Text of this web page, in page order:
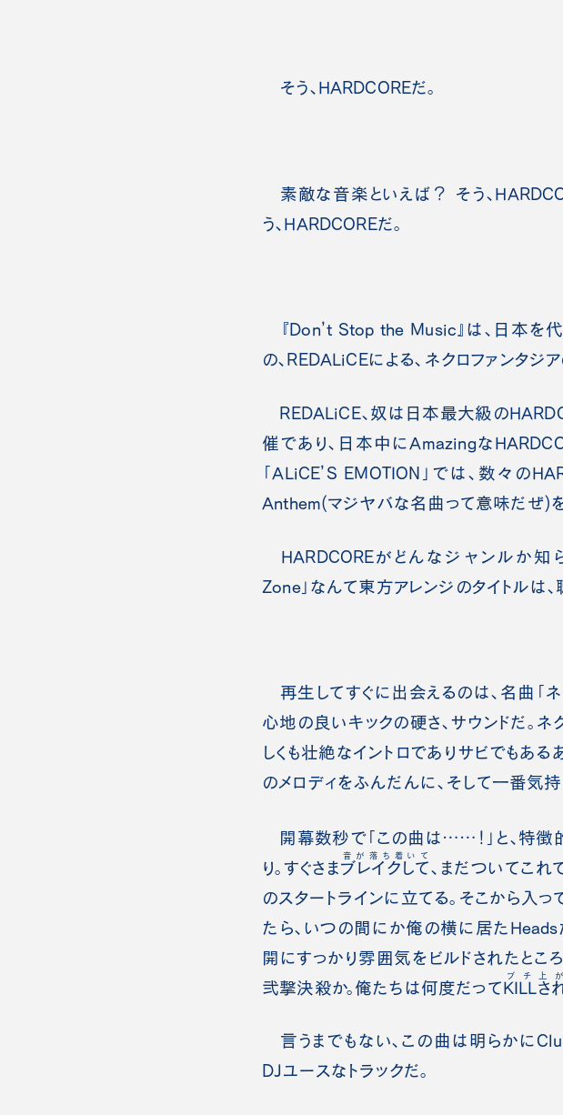
そう、HARDCOREだ。
素敵な音楽といえば？ そう、
う、HARDCOREだ。
『Don’t Stop the Music』は、日本を
の、REDALiCEによる、ネクロファンタジ
REDALiCE、奴は日本最大級の
催であり、日本中にAmazingな
「ALiCE’S EMOTION」では、数々の
Anthem(マジヤバな名曲って意味だぜ)
HARDCOREがどんなジャンルか知
Zone」なんて東方アレンジのタイトルは
再生してすぐに出会えるのは、名曲「ネ
心地の良いキックの硬さ、サウンドだ。
しくも壮絶なイントロでありサビでもあ
のメロディをふんだんに、そして一番気
開幕数秒で「この曲は……！」と、特徴
り。すぐさまブレイクして
音が落ち着いて
、まだついてこれ
のスタートラインに立てる。そこから入っ
たら、いつの間にか俺の横に居たHeads
開にすっかり雰囲気をビルドされたとこ
弐撃決殺か。俺たちは何度だってKILLさ
ブチ上
言うまでもない、この曲は明らかに
DJユースなトラックだ。